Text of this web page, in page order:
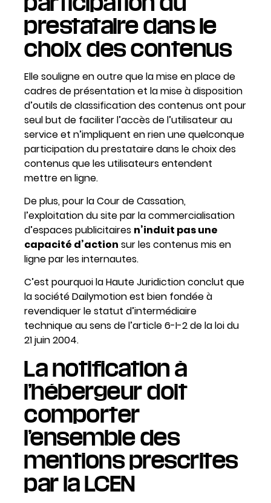
prestataire dans le
choix des contenus
Elle souligne en outre que la mise en place de
cadres de présentation et la mise à disposition
d’outils de classification des contenus ont pour
seul but de faciliter l’accès de l’utilisateur au
service et n’impliquent en rien une quelconque
participation du prestataire dans le choix des
contenus que les utilisateurs entendent
mettre en ligne.
De plus, pour la Cour de Cassation,
l’exploitation du site par la commercialisation
d’espaces publicitaires n’induit pas une
capacité d’action sur les contenus mis en
ligne par les internautes.
C’est pourquoi la Haute Juridiction conclut que
la société Dailymotion est bien fondée à
revendiquer le statut d’intermédiaire
technique au sens de l’article 6-I-2 de la loi du
21 juin 2004.
La notification à
l’hébergeur doit
comporter
l’ensemble des
mentions prescrites
par la LCEN